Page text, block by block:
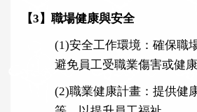
【3】職場健康與安全
(1)安全工作環境：確保職
避免員工受職業傷害或健康
(2)職業健康計畫：提供健